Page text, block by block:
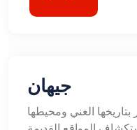
جيهان
الغني ومحيطها